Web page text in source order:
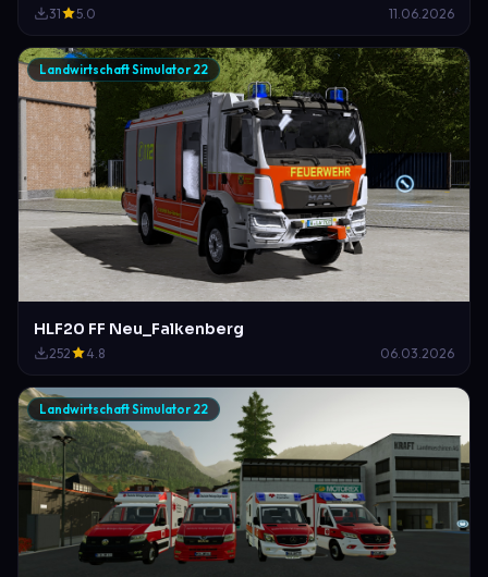
31 5.0 11.06.2026
Landwirtschaft Simulator 22
HLF20 FF Neu_Falkenberg
252 4.8 06.03.2026
Landwirtschaft Simulator 22